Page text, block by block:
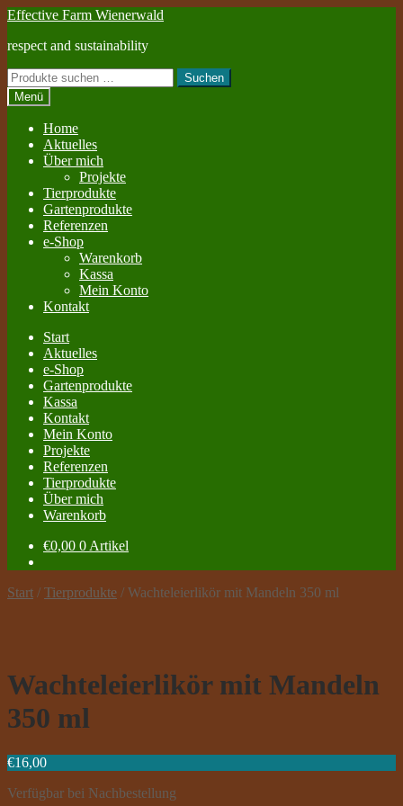
Zur
springen
Zum
springen
Effective Farm Wienerwald
respect and sustainability
Suchen
nach:
Suchen
Menü
Home
Aktuelles
Über mich
Projekte
Tierprodukte
Gartenprodukte
Referenzen
e-Shop
Warenkorb
Kassa
Mein Konto
Kontakt
Start
Aktuelles
e-Shop
Gartenprodukte
Kassa
Kontakt
Mein Konto
Projekte
Referenzen
Tierprodukte
Über mich
Warenkorb
€0,00 0 Artikel
Start / Tierprodukte / Wachteleierlikör mit Mandeln 350 ml
Wachteleierlikör mit Mandeln
350 ml
€16,00
Verfügbar bei Nachbestellung